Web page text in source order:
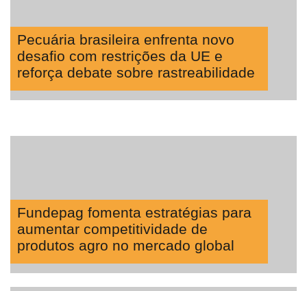
Pecuária brasileira enfrenta novo
desafio com restrições da UE e
reforça debate sobre rastreabilidade
Fundepag fomenta estratégias para
aumentar competitividade de
produtos agro no mercado global